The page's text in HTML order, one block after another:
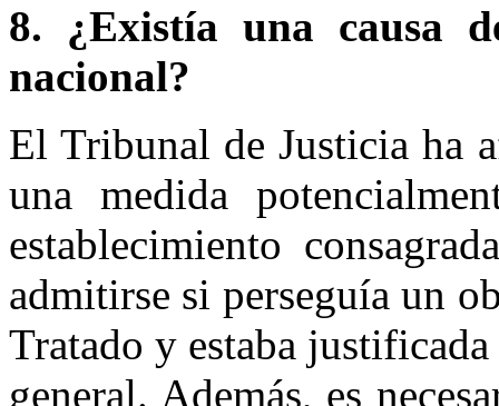
8. ¿Existía una causa
nacional?
El Tribunal de Justicia ha
una medida
establecimiento
admitirse si perseguía un
Tratado y estaba
general. Además, es